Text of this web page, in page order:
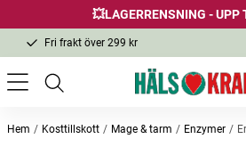
💥LAGERRENSNING - UPP
Fri frakt över 299 kr
1-3 dagars leverans
Samma pris i butik & online
Fri frakt över 299 kr
Hem Kosttillskott Mage & tarm Enzymer